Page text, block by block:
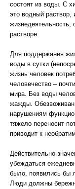
состоят из воды. С
это водный раствор,
жизнедеятельность,
растворе.
Для поддержания
воды в сутки
жизнь человек
человечество –
мира. Без воды
жажды.
нарушениям
тяжело переносит
приводит к
Действительно
убеждаться
было, появились бы
Люди должны